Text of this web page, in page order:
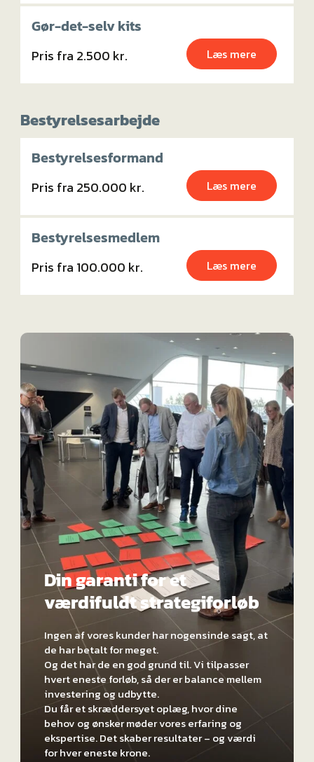
Gør-det-selv kits
Pris fra 2.500 kr. Læs mere
Bestyrelsesarbejde
Bestyrelsesformand
Pris fra 250.000 kr. Læs mere
Bestyrelsesmedlem
Pris fra 100.000 kr. Læs mere
Din garanti for et
værdifuldt strategiforløb
Ingen af vores kunder har nogensinde sagt, at
de har betalt for meget.
Og det har de en god grund til. Vi tilpasser
hvert eneste forløb, så der er balance mellem
investering og udbytte.
Du får et skræddersyet oplæg, hvor dine
behov og ønsker møder vores erfaring og
ekspertise. Det skaber resultater – og værdi
for hver eneste krone.